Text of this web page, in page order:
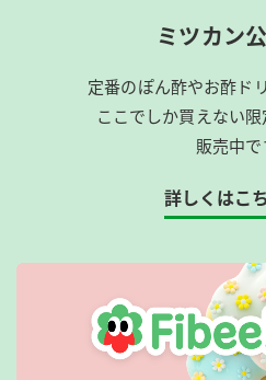
ミツカン
定番のぽん酢やお酢ド
ここでしか買えない
販売中で
詳しくはこ